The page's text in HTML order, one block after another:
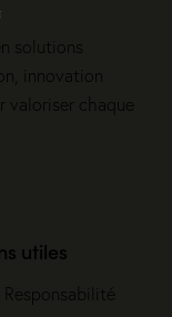
solutions
innovation
valoriser chaque
utiles
Responsabilité